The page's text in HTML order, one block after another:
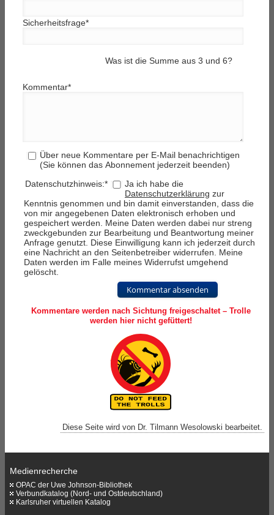
Sicherheitsfrage*
Was ist die Summe aus 3 und 6?
Kommentar*
Über neue Kommentare per E-Mail benachrichtigen
(Sie können das Abonnement jederzeit beenden)
Datenschutzhinweis:*
Ja ich habe die
Datenschutzerklärung zur
Kenntnis genommen und bin damit einverstanden, dass die
von mir angegebenen Daten elektronisch erhoben und
gespeichert werden. Meine Daten werden dabei nur streng
zweckgebunden zur Bearbeitung und Beantwortung meiner
Anfrage genutzt. Diese Einwilligung kann ich jederzeit durch
eine Nachricht an den Seitenbetreiber widerrufen. Meine
Daten werden im Falle meines Widerrufst umgehend
gelöscht.
Kommentar absenden
Kommentare werden nach Sichtung freigeschaltet – Trolle
werden hier nicht gefüttert!
Diese Seite wird von Dr. Tilmann Wesolowski bearbeitet.
Medienrecherche
OPAC der Uwe Johnson-Bibliothek
Verbundkatalog (Nord- und Ostdeutschland)
Karlsruher virtuellen Katalog